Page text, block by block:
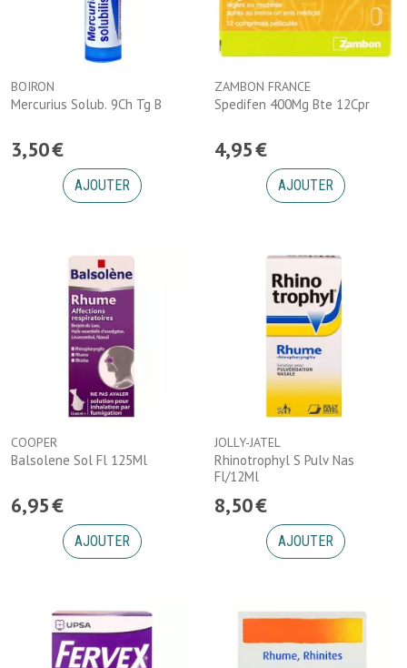
BOIRON
Mercurius Solub. 9Ch Tg B
3,50€
AJOUTER
ZAMBON FRANCE
Spedifen 400Mg Bte 12Cpr
4,95€
AJOUTER
COOPER
Balsolene Sol Fl 125Ml
6,95€
AJOUTER
JOLLY-JATEL
Rhinotrophyl S Pulv Nas
Fl/12Ml
8,50€
AJOUTER